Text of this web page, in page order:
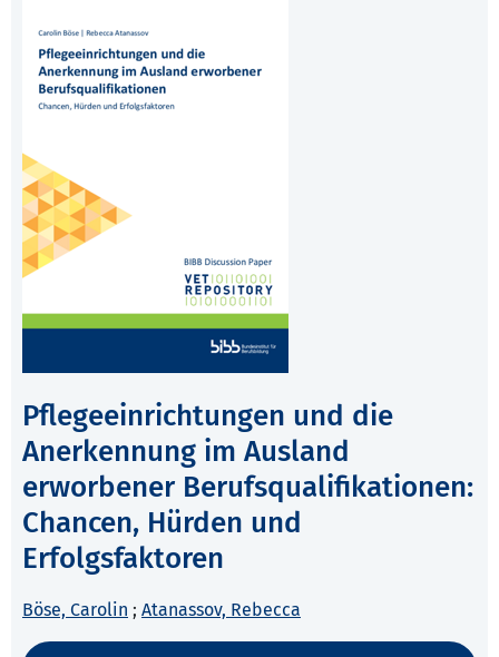
Pflegeeinrichtungen und die
Anerkennung im Ausland
erworbener Berufsqualifikationen:
Chancen, Hürden und
Erfolgsfaktoren
Böse, Carolin ; Atanassov, Rebecca